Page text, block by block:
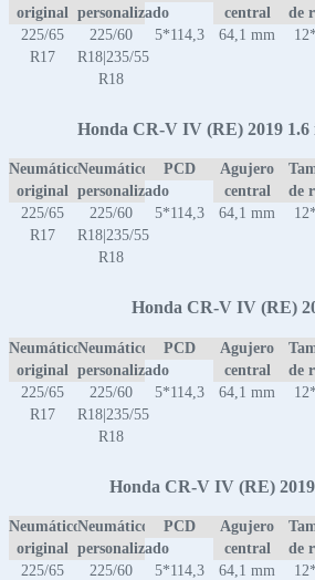
original
personalizado
central
de
225/65
R17
225/60
R18|235/55
R18
5*114,3 64,1 mm
Honda CR-V IV (RE) 2019
Neumático
original
Neumático
personalizado
PCD
Agujero
central
de
225/65
R17
225/60
R18|235/55
R18
5*114,3 64,1 mm
Honda CR-V IV (RE)
Neumático
original
Neumático
personalizado
PCD
Agujero
central
de
225/65
R17
225/60
R18|235/55
R18
5*114,3 64,1 mm
Honda CR-V IV (RE)
Neumático
original
Neumático
personalizado
PCD
Agujero
central
de
225/65
225/60
5*114,3 64,1 mm